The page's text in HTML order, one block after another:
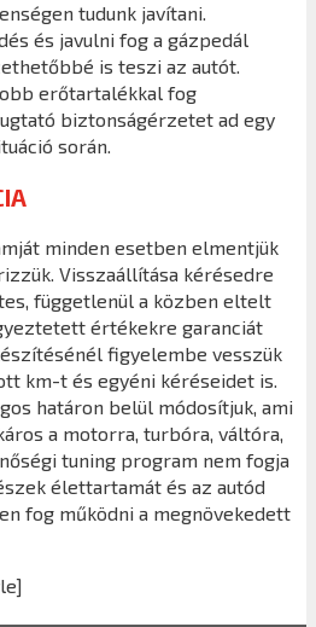
tudunk javítani.
és javulni fog a gázpedál
is teszi az autót.
erőtartalékkal fog
biztonságérzetet ad egy
során.
minden esetben elmentjük
Visszaállítása kérésedre
függetlenül a közben eltelt
értékekre garanciát
figyelembe vesszük
km-t és egyéni kéréseidet is.
határon belül módosítjuk, ami
a motorra, turbóra, váltóra,
tuning program nem fogja
élettartamát és az autód
fog működni a megnövekedett